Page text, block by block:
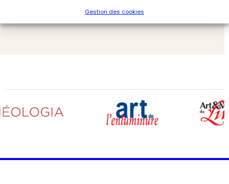
Gestion des cookies
Dossiers de l'Art